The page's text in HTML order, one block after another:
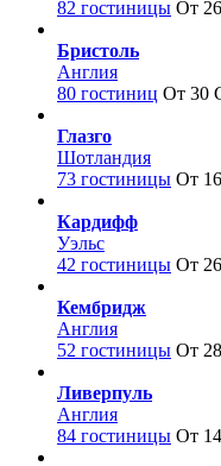
82 гостиницы От
Бристоль
Англия
80 гостиниц От 30
Глазго
Шотландия
73 гостиницы От
Кардифф
Уэльс
42 гостиницы От
Кембридж
Англия
52 гостиницы От
Ливерпуль
Англия
84 гостиницы От